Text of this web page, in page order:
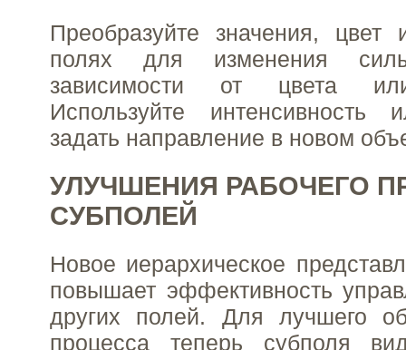
Преобразуйте значения,
полях для изменения
зависимости от цвета
Используйте интенсивность
задать направление в новом
УЛУЧШЕНИЯ РАБОЧЕГО
СУБПОЛЕЙ
Новое иерархическое
повышает эффективность
других полей. Для лучшего
процесса теперь субполя